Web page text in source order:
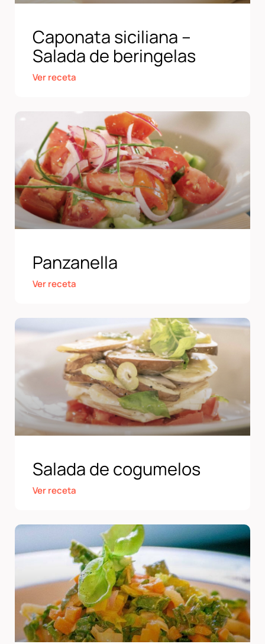
Caponata siciliana –
Salada de beringelas
Ver receta
Panzanella
Ver receta
Salada de cogumelos
Ver receta